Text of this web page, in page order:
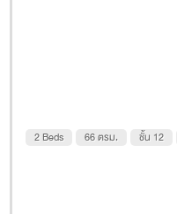
2 Beds 66 ตรม. ชั้น 12